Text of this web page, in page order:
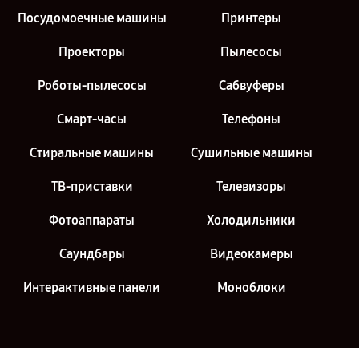
Посудомоечные машины Принтеры
Проекторы Пылесосы
Роботы-пылесосы Сабвуферы
Смарт-часы Телефоны
Стиральные машины Сушильные машины
ТВ-приставки Телевизоры
Фотоаппараты Холодильники
Саундбары Видеокамеры
Интерактивные панели Моноблоки